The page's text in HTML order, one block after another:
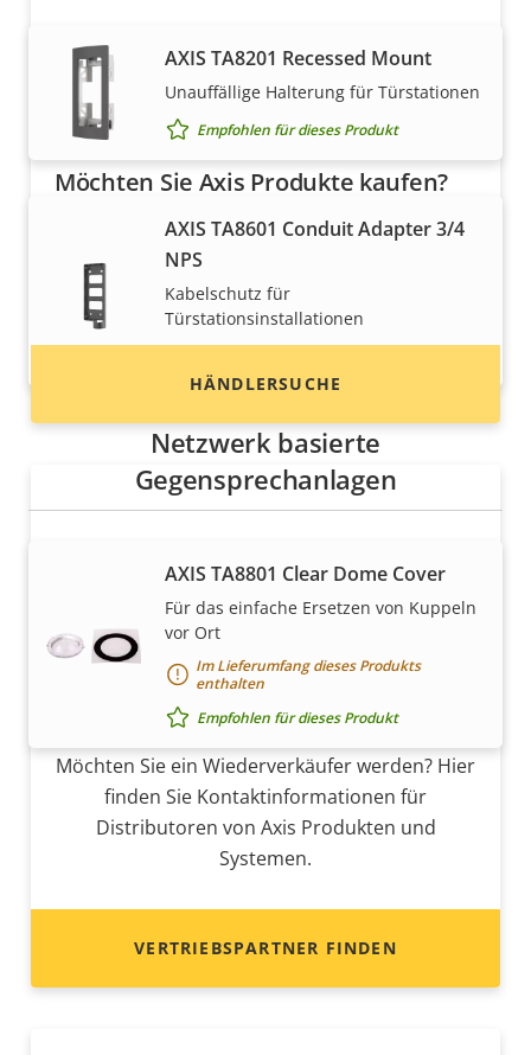
AXIS TA8201 Recessed Mount
Unauffällige Halterung für Türstationen
Empfohlen für dieses Produkt
AXIS TA8601 Conduit Adapter 3/4
NPS
Kabelschutz für
Türstationsinstallationen
Netzwerk basierte
Gegensprechanlagen
AXIS TA8801 Clear Dome Cover
Für das einfache Ersetzen von Kuppeln
vor Ort
Im Lieferumfang dieses Produkts
enthalten
Empfohlen für dieses Produkt
Möchten Sie Axis Produkte kaufen?
Finden Sie Wiederverkäufer,
Systemintegratoren und Installateure von Axis
Produkten und Systemen.
HÄNDLERSUCHE
Möchten Sie Axis Produkte
verkaufen?
Möchten Sie ein Wiederverkäufer werden? Hier
finden Sie Kontaktinformationen für
Distributoren von Axis Produkten und
Systemen.
VERTRIEBSPARTNER FINDEN